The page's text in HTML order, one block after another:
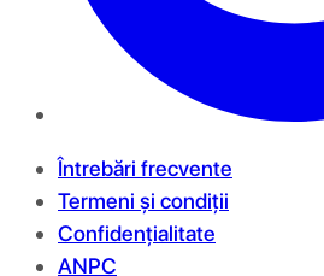
Întrebări frecvente
Termeni și condiții
Confidențialitate
ANPC